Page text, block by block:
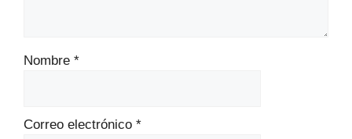
Nombre *
Correo electrónico *